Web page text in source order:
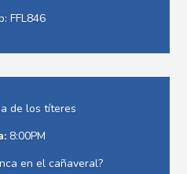
FFL846
de los títeres
8:00PM
en el cañaveral?